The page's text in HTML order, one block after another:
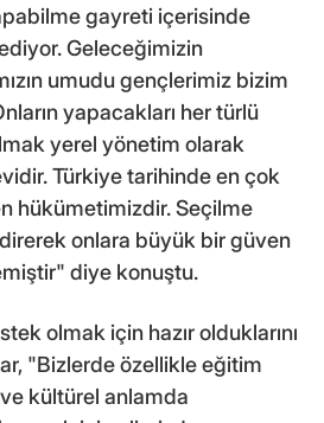
gayreti içerisinde
Geleceğimizin
umudu gençlerimiz bizim
yapacakları her türlü
yerel yönetim olarak
Türkiye tarihinde en çok
hükümetimizdir. Seçilme
onlara büyük bir güven
diye konuştu.
olmak için hazır olduklarını
"Bizlerde özellikle eğitim
kültürel anlamda